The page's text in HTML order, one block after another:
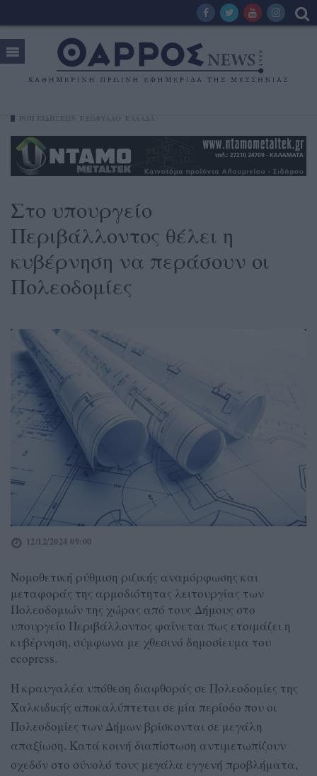
Στο υπουργείο
Περιβάλλοντος θέλει η
κυβέρνηση να περάσουν οι
Πολεοδομίες
12/12/2024 09:00
Νομοθετική ρύθμιση ριζικής αναμόρφωσης και
μεταφοράς της αρμοδιότητας λειτουργίας των
Πολεοδομιών της χώρας από τους Δήμους στο
υπουργείο Περιβάλλοντος φαίνεται πως ετοιμάζει η
κυβέρνηση, σύμφωνα με χθεσινό δημοσίευμα του
ecopress.
Η κραυγαλέα υπόθεση διαφθοράς σε Πολεοδομίες της
Χαλκιδικής αποκαλύπτεται σε μία περίοδο που οι
Πολεοδομίες των Δήμων βρίσκονται σε μεγάλη
απαξίωση. Κατά κοινή διαπίστωση αντιμετωπίζουν
σχεδόν στο σύνολό τους μεγάλα εγγενή προβλήματα,